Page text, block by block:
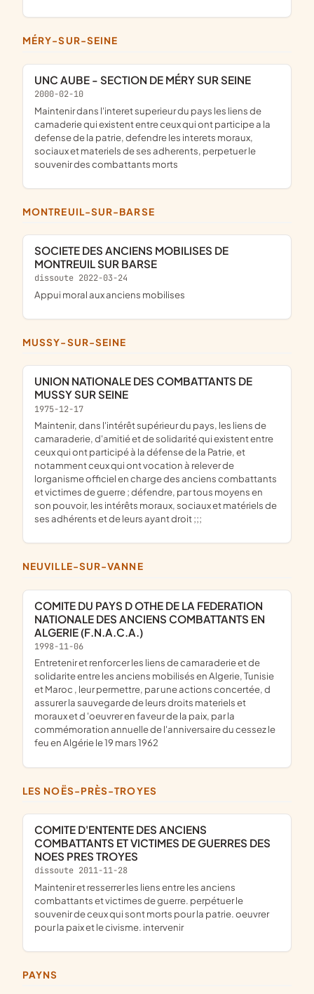
MÉRY-SUR-SEINE
UNC AUBE - SECTION DE MÉRY SUR SEINE
2000-02-10
maintenir dans l'interet superieur du pays les liens de
camaderie qui existent entre ceux qui ont participe a la
defense de la patrie, defendre les interets moraux,
sociaux et materiels de ses adherents, perpetuer le
souvenir des combattants morts
MONTREUIL-SUR-BARSE
SOCIETE DES ANCIENS MOBILISES DE
MONTREUIL SUR BARSE
dissoute 2022-03-24
appui moral aux anciens mobilises
MUSSY-SUR-SEINE
UNION NATIONALE DES COMBATTANTS DE
MUSSY SUR SEINE
1975-12-17
maintenir, dans l'intérêt supérieur du pays, les liens de
camaraderie, d'amitié et de solidarité qui existent entre
ceux qui ont participé à la défense de la Patrie, et
notamment ceux qui ont vocation à relever de
lorganisme officiel en charge des anciens combattants
et victimes de guerre ; défendre, par tous moyens en
son pouvoir, les intérêts moraux, sociaux et matériels de
ses adhérents et de leurs ayant droit ;;;
NEUVILLE-SUR-VANNE
COMITE DU PAYS D OTHE DE LA FEDERATION
NATIONALE DES ANCIENS COMBATTANTS EN
ALGERIE (F.N.A.C.A.)
1998-11-06
entretenir et renforcer les liens de camaraderie et de
solidarite entre les anciens mobilisés en Algerie, Tunisie
et Maroc , leur permettre, par une actions concertée, d
assurer la sauvegarde de leurs droits materiels et
moraux et d 'oeuvrer en faveur de la paix, par la
commémoration annuelle de l'anniversaire du cessez le
feu en Algérie le 19 mars 1962
LES NOËS-PRÈS-TROYES
COMITE D'ENTENTE DES ANCIENS
COMBATTANTS ET VICTIMES DE GUERRES DES
NOES PRES TROYES
dissoute 2011-11-28
maintenir et resserrer les liens entre les anciens
combattants et victimes de guerre. perpétuer le
souvenir de ceux qui sont morts pour la patrie. oeuvrer
pour la paix et le civisme. intervenir
PAYNS